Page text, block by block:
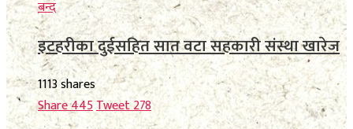
इटहरीका दुईसहित सात वटा सहकारी संस्था खारेज
1113 shares
Share445Tweet278